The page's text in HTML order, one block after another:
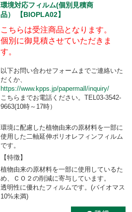
環境対応フィルム(個別見積商
品） 【BIOPLA02】
こちらは受注商品となります。
個別に御見積させていただきま
す。
以下お問い合わせフォームまでご連絡いた
だくか、
https://www.kpps.jp/papermall/inquiry/
こちらまでお電話ください。TEL03-3542-
9663(10時～17時）
環境に配慮した植物由来の原材料を一部に
使用した二軸延伸ポリオレフィンフィルム
です。
【特徴】
植物由来の原材料を一部に使用しているた
め、ＣＯ２の削減に寄与しています。
透明性に優れたフィルムです。(バイオマス
10%未満)